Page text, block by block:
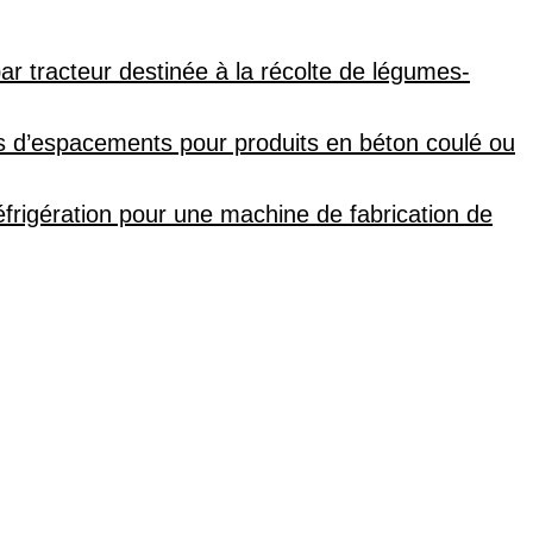
tracteur destinée à la récolte de légumes-
pour produits en béton coulé ou
pour une machine de fabrication de